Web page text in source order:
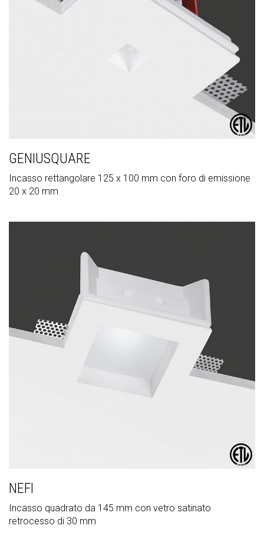
GENIUSQUARE
Incasso rettangolare 125 x 100 mm con foro di emissione
20 x 20 mm
NEFI
Incasso quadrato da 145 mm con vetro satinato
retrocesso di 30 mm